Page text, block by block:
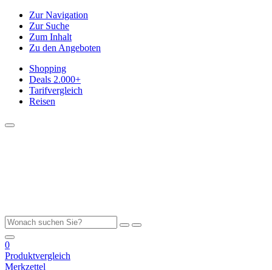
Zur Navigation
Zur Suche
Zum Inhalt
Zu den Angeboten
Shopping
Deals 2.000+
Tarifvergleich
Reisen
0
Produktvergleich
Merkzettel